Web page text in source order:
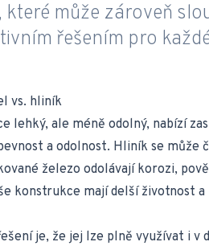
které může zároveň
řešením pro
vs. hliník
lehký, ale méně odolný, nabízí
a odolnost. Hliník se může
železo odolávají korozi,
konstrukce mají delší životnost
je, že jej lze plně využívat i v